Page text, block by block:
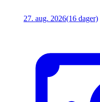
27. aug. 2026(16 dager)